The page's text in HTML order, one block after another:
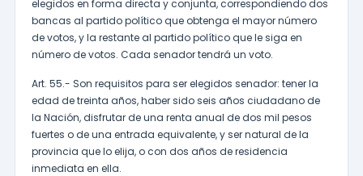
elegidos en forma directa y conjunta, correspondiendo dos
bancas al partido político que obtenga el mayor número
de votos, y la restante al partido político que le siga en
número de votos. Cada senador tendrá un voto.
Art. 55.- Son requisitos para ser elegidos senador: tener la
edad de treinta años, haber sido seis años ciudadano de
la Nación, disfrutar de una renta anual de dos mil pesos
fuertes o de una entrada equivalente, y ser natural de la
provincia que lo elija, o con dos años de residencia
inmediata en ella.